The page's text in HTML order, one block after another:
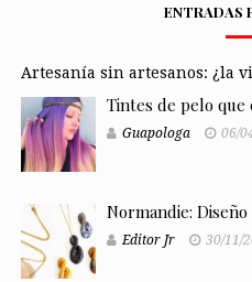
ENTRADAS
Artesanía sin artesanos: ¿la
Tintes de pelo que
Guapologa 06/
Normandie:
Editor Jr 30/11/